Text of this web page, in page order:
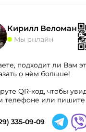
Кирилл Веломан
Мы онлайн
подходит ли Вам
о нём больше!
QR-код, чтобы
телефоне или
335-09-09